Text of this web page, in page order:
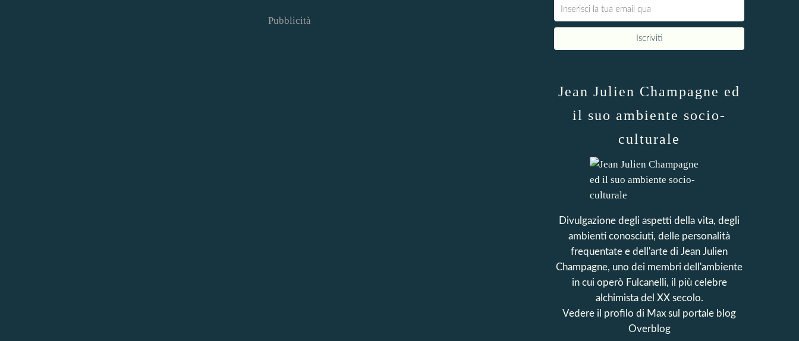
Pubblicità
Jean Julien Champagne ed
il suo ambiente socio-
culturale
Divulgazione degli aspetti della vita, degli
ambienti conosciuti, delle personalità
frequentate e dell'arte di Jean Julien
Champagne, uno dei membri dell'ambiente
in cui operò Fulcanelli, il più celebre
alchimista del XX secolo.
Vedere il profilo di Max sul portale blog
Overblog